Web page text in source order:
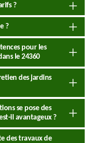
?
?
pour les
le 24360
des jardins
se pose des
il avantageux ?
des travaux de